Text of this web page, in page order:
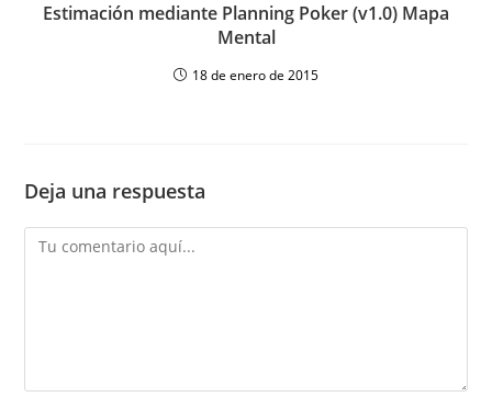
Estimación mediante Planning Poker (v1.0) Mapa
Mental
18 de enero de 2015
Deja una respuesta